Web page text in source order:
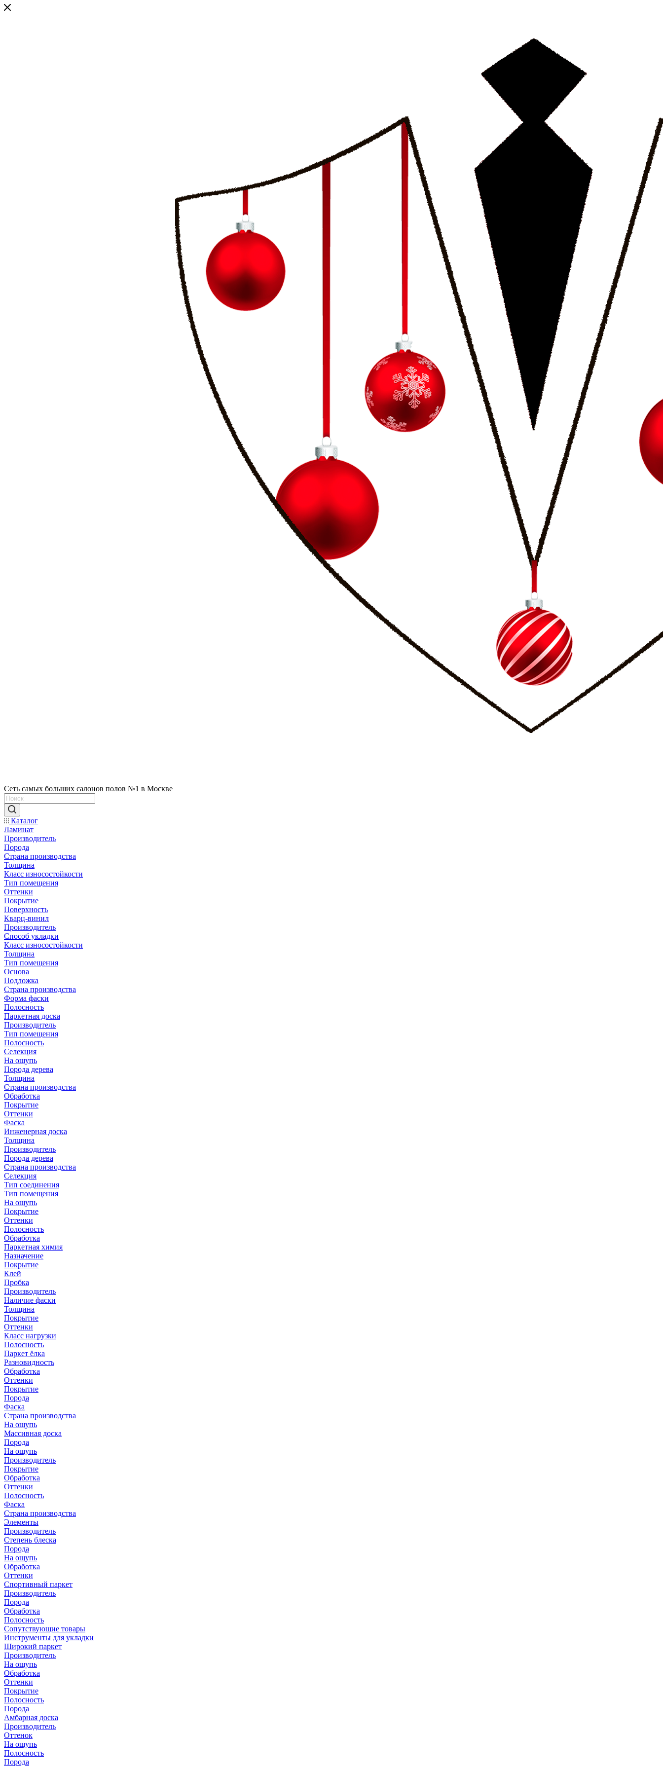
Сеть самых больших салонов полов №1 в Москве
Каталог
Ламинат
Производитель
Порода
Страна производства
Толщина
Класс износостойкости
Тип помещения
Оттенки
Покрытие
Поверхность
Кварц-винил
Производитель
Способ укладки
Класс износостойкости
Толщина
Тип помещения
Основа
Подложка
Страна производства
Форма фаски
Полосность
Паркетная доска
Производитель
Тип помещения
Полосность
Селекция
На ощупь
Порода дерева
Толщина
Страна производства
Обработка
Покрытие
Оттенки
Фаска
Инженерная доска
Толщина
Производитель
Порода дерева
Страна производства
Селекция
Тип соединения
Тип помещения
На ощупь
Покрытие
Оттенки
Полосность
Обработка
Паркетная химия
Назначение
Покрытие
Клей
Пробка
Производитель
Наличие фаски
Толщина
Покрытие
Оттенки
Класс нагрузки
Полосность
Паркет ёлка
Разновидность
Обработка
Оттенки
Покрытие
Порода
Фаска
Страна производства
На ощупь
Массивная доска
Порода
На ощупь
Производитель
Покрытие
Обработка
Оттенки
Полосность
Фаска
Страна производства
Элементы
Производитель
Степень блеска
Порода
На ощупь
Обработка
Оттенки
Спортивный паркет
Производитель
Порода
Обработка
Полосность
Сопутствующие товары
Инструменты для укладки
Широкий паркет
Производитель
На ощупь
Обработка
Оттенки
Покрытие
Полосность
Порода
Амбарная доска
Производитель
Оттенок
На ощупь
Полосность
Порода